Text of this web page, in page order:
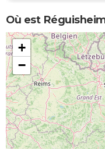
Où est
+
−